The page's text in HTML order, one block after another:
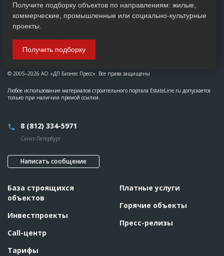
© 2005–2026 АО «ДП Бизнес Пресс». Все права защищены
Любое использование материалов строительного портала EstateLine.ru допускается
только при наличии прямой ссылки.
8 (812) 334-5971
Санкт-Петербург
Написать сообщение
База строящихся
объектов
Инвестпроекты
Call-центр
Тарифы
Платные услуги
Горячие объекты
Пресс-релизы
Получите подборку объектов по направлениям: жилые,
коммерческие, промышленные или социально-культурные
проекты.
Получить подборку